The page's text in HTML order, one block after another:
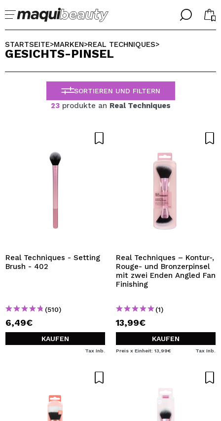
╳
Ich bin bereits #maquilover, ich habe ein Konto
Ich habe hier kein Konto
ICH MÖCHTE MICH
Durch die Erstellung eines Kontos bei Maquillalia.de
können Sie Ihre Einkäufe schnell tätigen, den Status Ihrer
Bestellungen überprüfen und Ihre bisherigen Vorgänge
BENUTZERKONTO ERSTELLEN
╳
WÄHLE DEINE SPRACHE
ALEMAN
ESPAÑOL
ENGLISH
FRANCES
STARTSEITE>MARKEN>REAL TECHNIQUES>
GESICHTS-PINSEL
SORTIEREN UND FILTERN
23produkte an Real Techniques
Real Techniques - Setting
Brush - 402
(510)
6,49€
KAUFEN
Tax Inb.
Real Techniques – Kontur-,
Rouge- und Bronzerpinsel
mit zwei Enden Angled Fan
Finishing
(1)
13,99€
KAUFEN
Preis x Einheit: 13,99€ Tax Inb.